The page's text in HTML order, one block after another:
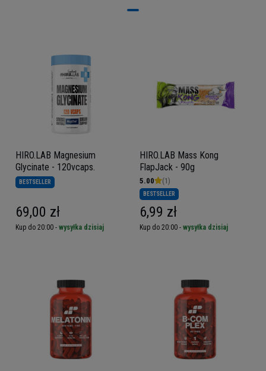
HIRO.LAB Magnesium
Glycinate - 120vcaps.
BESTSELLER
69,00 zł
Kup do 20:00 - wysyłka dzisiaj
HIRO.LAB Mass Kong
FlapJack - 90g
5.00 (1)
BESTSELLER
6,99 zł
Kup do 20:00 - wysyłka dzisiaj